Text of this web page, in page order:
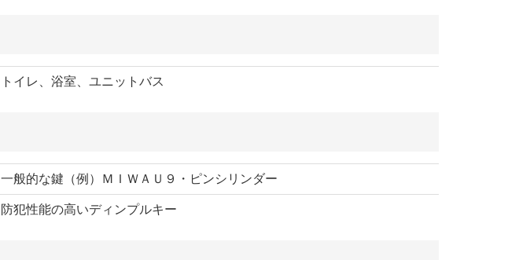
トイレ、浴室、ユニットバス
一般的な鍵（例）ＭＩＷＡＵ９・ピンシリンダー
防犯性能の高いディンプルキー